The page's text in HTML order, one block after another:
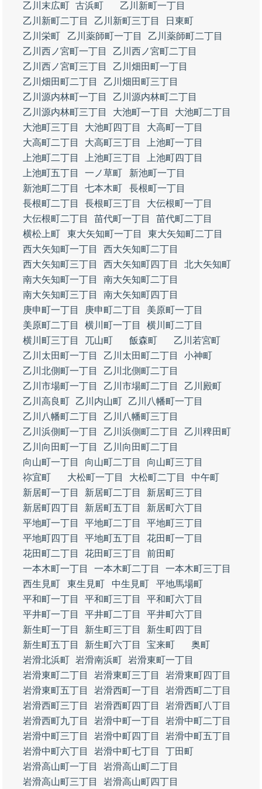
乙川末広町 古浜町
乙川新町一丁目
乙川新町二丁目
乙川新町三丁目
日東町
乙川栄町
乙川薬師町一丁目
乙川薬師町二丁目
乙川西ノ宮町一丁目
乙川西ノ宮町二丁目
乙川西ノ宮町三丁目
乙川畑田町一丁目
乙川畑田町二丁目
乙川畑田町三丁目
乙川源内林町一丁目
乙川源内林町二丁目
乙川源内林町三丁目
大池町一丁目
大池町二丁目
大池町三丁目
大池町四丁目
大高町一丁目
大高町二丁目
大高町三丁目
上池町一丁目
上池町二丁目
上池町三丁目
上池町四丁目
上池町五丁目
一ノ草町
新池町一丁目
新池町二丁目
七本木町
長根町一丁目
長根町二丁目
長根町三丁目
大伝根町一丁目
大伝根町二丁目
苗代町一丁目
苗代町二丁目
横松上町
東大矢知町一丁目
東大矢知町二丁目
西大矢知町一丁目
西大矢知町二丁目
西大矢知町三丁目
西大矢知町四丁目
北大矢知町
南大矢知町一丁目
南大矢知町二丁目
南大矢知町三丁目
南大矢知町四丁目
庚申町一丁目
庚申町二丁目
美原町一丁目
美原町二丁目
横川町一丁目
横川町二丁目
横川町三丁目
兀山町 飯森町
乙川若宮町
乙川太田町一丁目
乙川太田町二丁目
小神町
乙川北側町一丁目
乙川北側町二丁目
乙川市場町一丁目
乙川市場町二丁目
乙川殿町
乙川高良町
乙川内山町
乙川八幡町一丁目
乙川八幡町二丁目
乙川八幡町三丁目
乙川浜側町一丁目
乙川浜側町二丁目
乙川稗田町
乙川向田町一丁目
乙川向田町二丁目
向山町一丁目
向山町二丁目
向山町三丁目
祢宜町
大松町一丁目 大松町二丁目
中午町
新居町一丁目
新居町二丁目
新居町三丁目
新居町四丁目
新居町五丁目
新居町六丁目
平地町一丁目
平地町二丁目
平地町三丁目
平地町四丁目
平地町五丁目
花田町一丁目
花田町二丁目
花田町三丁目
前田町
一本木町一丁目
一本木町二丁目
一本木町三丁目
西生見町
東生見町 中生見町
平地馬場町
平和町一丁目
平和町三丁目
平和町六丁目
平井町一丁目
平井町二丁目
平井町六丁目
新生町一丁目
新生町三丁目
新生町四丁目
新生町五丁目
新生町六丁目 宝来町
奥町
岩滑北浜町 岩滑南浜町 岩滑東町一丁目
岩滑東町二丁目
岩滑東町三丁目
岩滑東町四丁目
岩滑東町五丁目
岩滑西町一丁目
岩滑西町二丁目
岩滑西町三丁目
岩滑西町四丁目
岩滑西町八丁目
岩滑西町九丁目
岩滑中町一丁目
岩滑中町二丁目
岩滑中町三丁目
岩滑中町四丁目
岩滑中町五丁目
岩滑中町六丁目
岩滑中町七丁目
丁田町
岩滑高山町一丁目
岩滑高山町二丁目
岩滑高山町三丁目
岩滑高山町四丁目